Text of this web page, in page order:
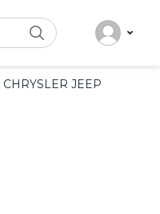
CHRYSLER JEEP